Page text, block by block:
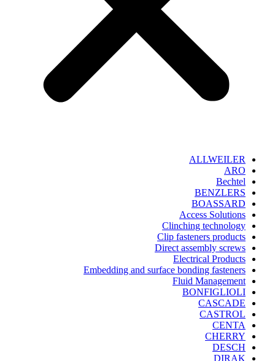
ALLWEILER
ARO
Bechtel
BENZLERS
BOASSARD
Access Solutions
Clinching technology
Clip fasteners products
Direct assembly screws
Electrical Products
Embedding and surface bonding fasteners
Fluid Management
BONFIGLIOLI
CASCADE
CASTROL
CENTA
CHERRY
DESCH
DIRAK